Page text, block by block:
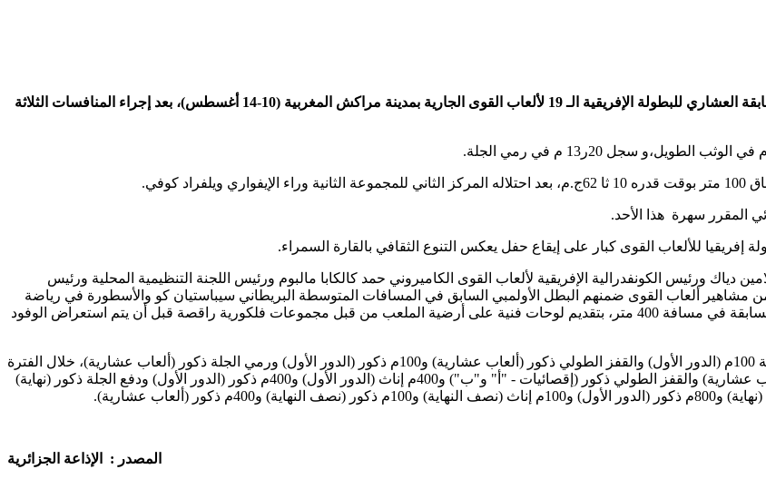
يحتل العداء الجزائري العربي بورعدة و بمجموع 2484 نقطة، المركز الأول لمسابقة العشاري للبطولة الإفريقية الـ 19 لألعاب القوى الجارية بمدينة مراكش المغربية (10-14 أغسطس)، بعد إجراء المنافسات الثلاثة
كوفي.
المقرر سهرة هذا الأحد.
دياك ورئيس الكونفدرالية الإفريقية لألعاب القوى الكاميروني حمد كالكابا مالبوم ورئيس اللجنة التنظيمية المحلية ورئيس
من مشاهير ألعاب القوى ضمنهم البطل الأولمبي السابق في المسافات المتوسطة البريطاني سيباستيان كو والأسطورة في رياضة
القفز بالزانة الأوكراني سيرجي بوكا والمغربية نوال المتوكل البطلة الأولمبية السابقة في مسافة 400 متر، بتقديم لوحات فنية على أرضية الملعب من قبل مجموعات فلكورية راقصة قبل أن يتم استعراض الوفود
وتضمن برنامج اليوم الأول إجراء مسابقة 100 م ذكور (ألعاب عشارية) ومسابقة 100م (الدور الأول) والقفز الطولي ذكور (ألعاب عشارية) و100م ذكور (الدور الأول) ورمي الجلة ذكور (ألعاب عشارية)، خلال الفترة
الصباحية، وإجراء مسابقة 400م حواجز ذكور (الدور الأول) والقفز العلوي (ألعاب عشارية) والقفز الطولي ذكور (إقصائيات - "أ" و"ب") و400م إناث (الدور الأول) و400م ذكور (الدور الأول) ودفع الجلة ذكور (نهاية)
المصدر : الإذاعة الجزائرية